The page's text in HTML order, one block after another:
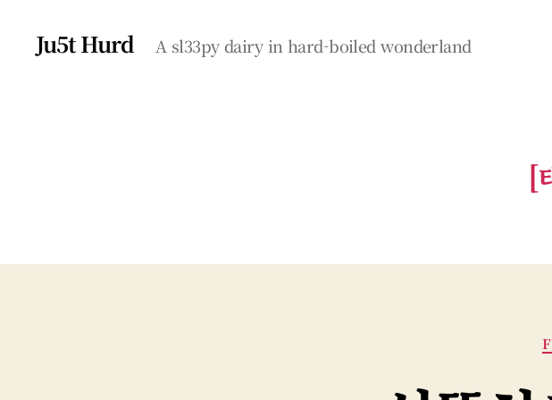
Ju5t Hurd A sl33py dairy in hard-boiled wonderland
[